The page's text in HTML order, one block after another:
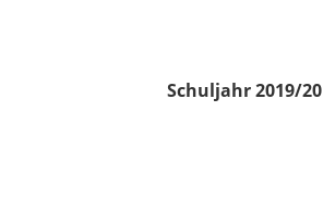
Schuljahr 2019/20